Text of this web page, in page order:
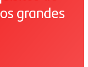
grandes